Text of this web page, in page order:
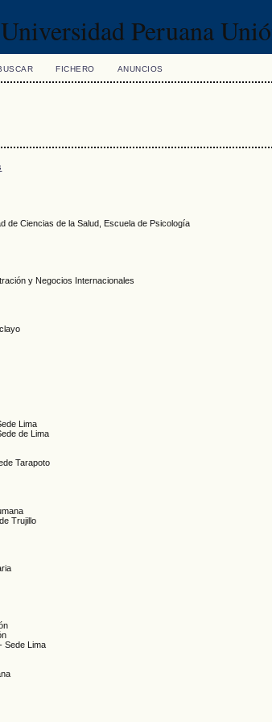
Peruana
FICHERO ANUNCIOS
de Ciencias de la Salud, Escuela de Psicología
y Negocios Internacionales
Lima
de Lima
Tarapoto
Trujillo
Sede Lima